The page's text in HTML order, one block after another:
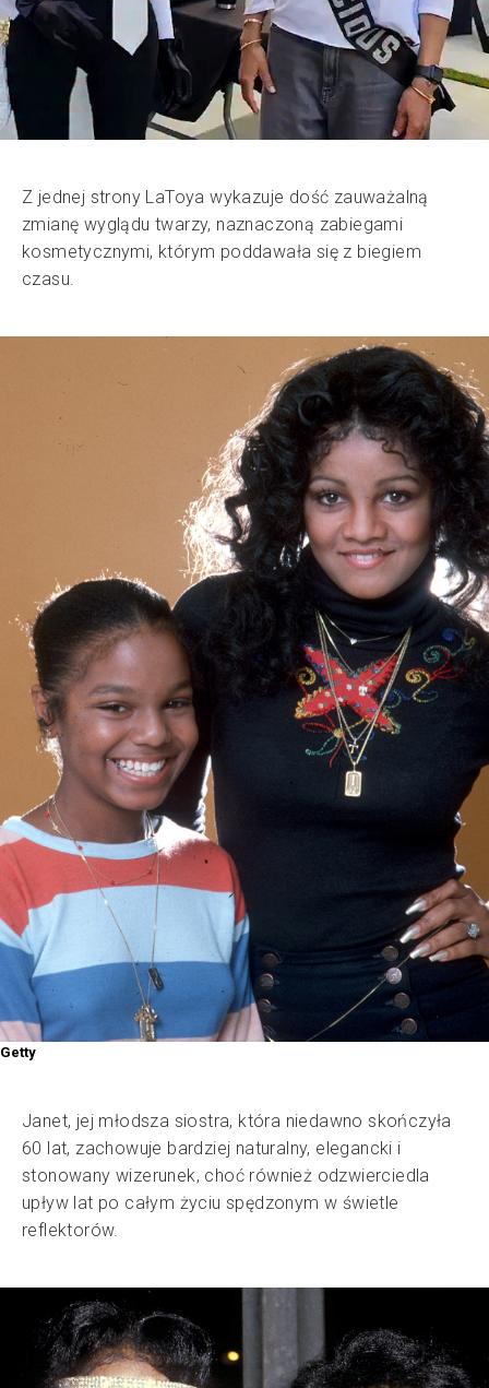
Z jednej strony LaToya wykazuje dość zauważalną
zmianę wyglądu twarzy, naznaczoną zabiegami
kosmetycznymi, którym poddawała się z biegiem
czasu.
Getty
Janet, jej młodsza siostra, która niedawno skończyła
60 lat, zachowuje bardziej naturalny, elegancki i
stonowany wizerunek, choć również odzwierciedla
upływ lat po całym życiu spędzonym w świetle
reflektorów.